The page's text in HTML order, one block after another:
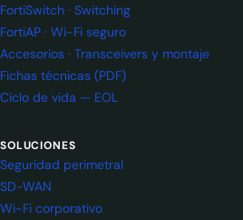
FortiSwitch · Switching
FortiAP · Wi-Fi seguro
Accesorios · Transceivers y montaje
Fichas técnicas (PDF)
Ciclo de vida — EOL
SOLUCIONES
Seguridad perimetral
SD-WAN
Wi-Fi corporativo